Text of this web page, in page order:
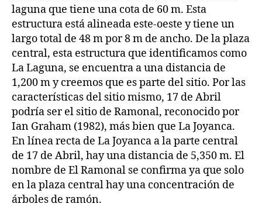
laguna que tiene una cota de 60 m. Esta
estructura está alineada este-oeste y tiene un
largo total de 48 m por 8 m de ancho. De la plaza
central, esta estructura que identificamos como
La Laguna, se encuentra a una distancia de
1,200 m y creemos que es parte del sitio. Por las
características del sitio mismo, 17 de Abril
podría ser el sitio de Ramonal, reconocido por
Ian Graham (1982), más bien que La Joyanca.
En línea recta de La Joyanca a la parte central
de 17 de Abril, hay una distancia de 5,350 m. El
nombre de El Ramonal se confirma ya que solo
en la plaza central hay una concentración de
árboles de ramón.